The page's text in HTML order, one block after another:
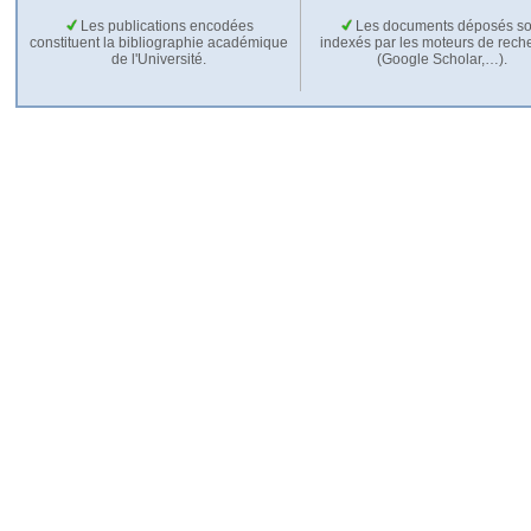
Les publications encodées
constituent la bibliographie académique
de l'Université.
Les documents déposés
indexés par les moteurs de
(Google Scholar,…).